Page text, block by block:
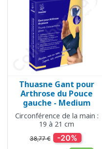
Thuasne Gant pour
Arthrose du Pouce
gauche - Medium
Circonférence de la main :
19 à 21 cm
38,77 € -20%